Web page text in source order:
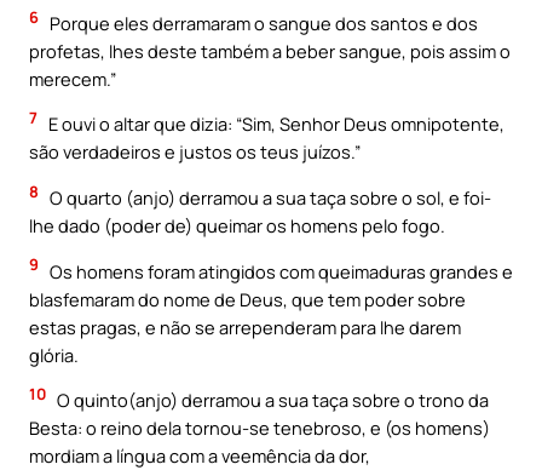
6 Porque eles derramaram o sangue dos santos e dos
profetas, lhes deste também a beber sangue, pois assim o
merecem.”
7 E ouvi o altar que dizia: “Sim, Senhor Deus omnipotente,
são verdadeiros e justos os teus juízos.”
8 O quarto (anjo) derramou a sua taça sobre o sol, e foi-
lhe dado (poder de) queimar os homens pelo fogo.
9 Os homens foram atingidos com queimaduras grandes e
blasfemaram do nome de Deus, que tem poder sobre
estas pragas, e não se arrependeram para lhe darem
glória.
10 O quinto(anjo) derramou a sua taça sobre o trono da
Besta: o reino dela tornou-se tenebroso, e (os homens)
mordiam a língua com a veemência da dor,